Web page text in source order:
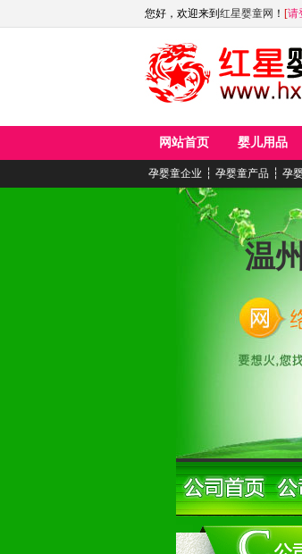
您好，欢迎来到 红星婴童网 ！ [请
网站首页 婴儿用品
孕婴童企业 ┆ 孕婴童产品 ┆ 孕
温